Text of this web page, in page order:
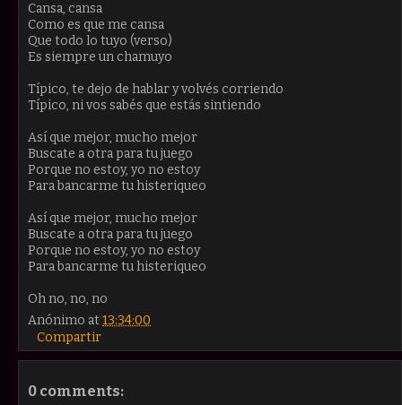
Cansa, cansa
Como es que me cansa
Que todo lo tuyo (verso)
Es siempre un chamuyo
Típico, te dejo de hablar y volvés corriendo
Típico, ni vos sabés que estás sintiendo
Así que mejor, mucho mejor
Buscate a otra para tu juego
Porque no estoy, yo no estoy
Para bancarme tu histeriqueo
Así que mejor, mucho mejor
Buscate a otra para tu juego
Porque no estoy, yo no estoy
Para bancarme tu histeriqueo
Oh no, no, no
Anónimo at 13:34:00
Compartir
0 comments: